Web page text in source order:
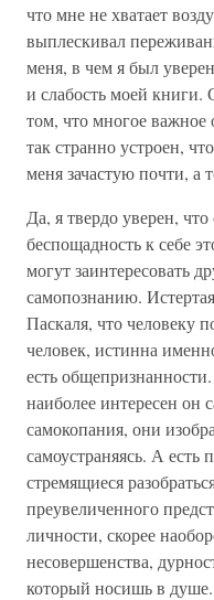
что мне не хватает
выплескивал
меня, в чем я был
и слабость моей книги.
том, что многое важное
так странно устроен,
меня зачастую почти, а
Да, я твердо уверен,
беспощадность к себе
могут заинтересовать
самопознанию.
Паскаля, что человеку
человек, истинна
есть
наиболее интересен он
самокопания, они
самоустраняясь. А есть
стремящиеся
преувеличенного
личности, скорее
несовершенства,
который носишь в